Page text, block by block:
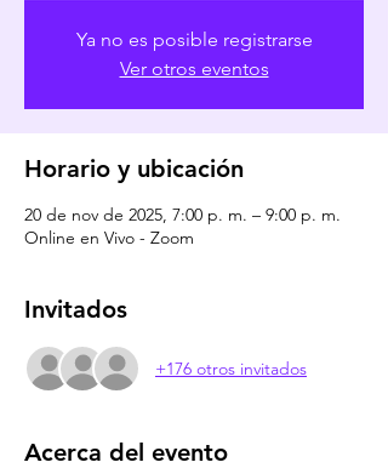
Ya no es posible registrarse
Ver otros eventos
Horario y ubicación
20 de nov de 2025, 7:00 p. m. – 9:00 p. m.
Online en Vivo - Zoom
Invitados
+176 otros invitados
Acerca del evento